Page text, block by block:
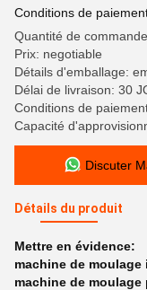
Conditions de
Quantité de
Prix: negotiable
Détails d'emballage:
Délai de livraison: 30
Conditions de
Capacité
Discuter
Détails du produit
Mettre en évidence:
machine de
machine de